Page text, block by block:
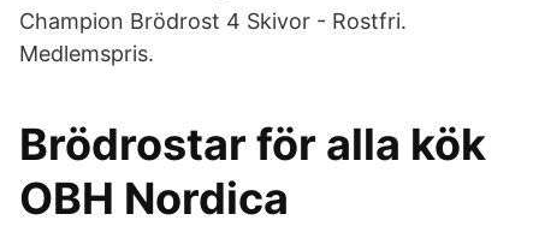
Champion Brödrost 4 Skivor - Rostfri.
Medlemspris.
Brödrostar för alla kök
OBH Nordica